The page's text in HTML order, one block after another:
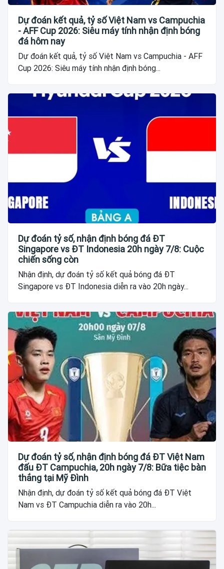
Dự đoán kết quả, tỷ số Việt Nam vs Campuchia
- AFF Cup 2026: Siêu máy tính nhận định bóng
đá hôm nay
Dự đoán kết quả, tỷ số Việt Nam vs Campuchia - AFF
Cup 2026: Siêu máy tính nhận định bóng...
Dự đoán tỷ số, nhận định bóng đá ĐT
Singapore vs ĐT Indonesia 20h ngày 7/8: Cuộc
chiến sống còn
Nhận định, dự đoán tỷ số kết quả bóng đá ĐT
Singapore vs ĐT Indonesia diễn ra vào 20h ngày...
Dự đoán tỷ số, nhận định bóng đá ĐT Việt Nam
đấu ĐT Campuchia, 20h ngày 7/8: Bữa tiệc bàn
thắng tại Mỹ Đình
Nhận định, dự đoán tỷ số kết quả bóng đá ĐT Việt
Nam vs ĐT Campuchia diễn ra vào 20h...